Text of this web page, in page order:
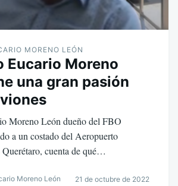
MORENO LEÓN
Eucario Moreno
una gran pasión
Moreno León dueño del FBO
a un costado del Aeropuerto
cuenta de qué…
Moreno León 21 de octubre de 2022